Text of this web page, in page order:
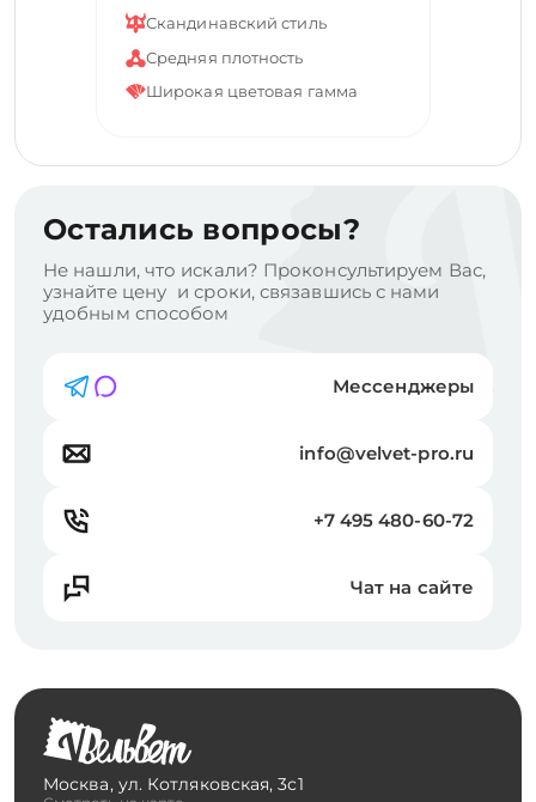
Скандинавский стиль
Средняя плотность
Широкая цветовая гамма
Остались вопросы?
Не нашли, что искали? Проконсультируем Вас,
узнайте цену и сроки, связавшись с нами
удобным способом
Мессенджеры
info@velvet-pro.ru
+7 495 480-60-72
Чат на сайте
Москва, ул. Котляковская, 3с1